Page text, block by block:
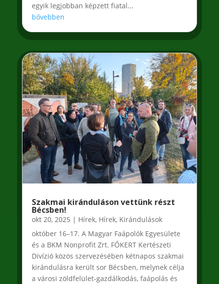
egyik legjobban képzett fiatal...
bővebben
Szakmai kiránduláson vettünk részt
Bécsben!
okt 20, 2025 | Hírek, Hírek, Kirándulások
október 16–17. A Magyar Faápolók Egyesülete
és a BKM Nonprofit Zrt. FŐKERT Kertészeti
Divízió közös szervezésében kétnapos szakmai
kirándulásra került sor Bécsben, melynek célja
a városi zöldfelület-gazdálkodás, faápolás és